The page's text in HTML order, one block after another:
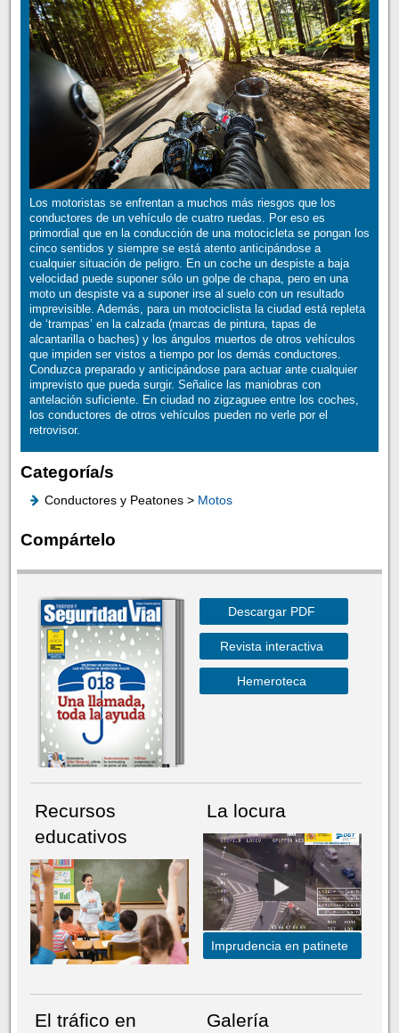
Los motoristas se enfrentan a muchos más riesgos que los
conductores de un vehículo de cuatro ruedas. Por eso es
primordial que en la conducción de una motocicleta se pongan los
cinco sentidos y siempre se está atento anticipándose a
cualquier situación de peligro. En un coche un despiste a baja
velocidad puede suponer sólo un golpe de chapa, pero en una
moto un despiste va a suponer irse al suelo con un resultado
imprevisible. Además, para un motociclista la ciudad está repleta
de ‘trampas’ en la calzada (marcas de pintura, tapas de
alcantarilla o baches) y los ángulos muertos de otros vehículos
que impiden ser vistos a tiempo por los demás conductores.
Conduzca preparado y anticipándose para actuar ante cualquier
imprevisto que pueda surgir. Señalice las maniobras con
antelación suficiente. En ciudad no zigzaguee entre los coches,
los conductores de otros vehículos pueden no verle por el
retrovisor.
Categoría/s
Conductores y Peatones > Motos
Compártelo
Descargar PDF
Revista interactiva
Hemeroteca
Recursos
educativos
La locura
Imprudencia en patinete
El tráfico en
Galería